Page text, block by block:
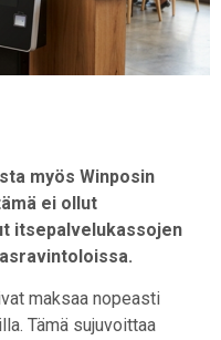
myös Winposin
ei ollut
itsepalvelukassojen
maksaa nopeasti
Tämä sujuvoittaa